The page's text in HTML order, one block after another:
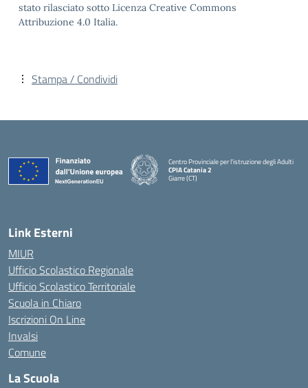
stato rilasciato sotto Licenza Creative Commons
Attribuzione 4.0 Italia.
Stampa / Condividi
Centro Provinciale per l'istruzione degli Adulti
CPIA Catania 2
Giarre (CT)
Link Esterni
MIUR
Ufficio Scolastico Regionale
Ufficio Scolastico Territoriale
Scuola in Chiaro
Iscrizioni On Line
Invalsi
Comune
La Scuola